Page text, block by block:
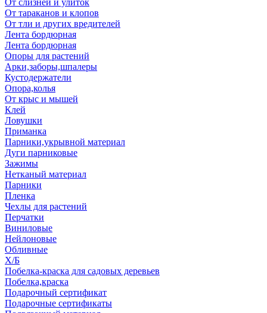
От слизней и улиток
От тараканов и клопов
От тли и других вредителей
Лента бордюрная
Лента бордюрная
Опоры для растений
Арки,заборы,шпалеры
Кустодержатели
Опора,колья
От крыс и мышей
Клей
Ловушки
Приманка
Парники,укрывной материал
Дуги парниковые
Зажимы
Нетканый материал
Парники
Пленка
Чехлы для растений
Перчатки
Виниловые
Нейлоновые
Обливные
Х/Б
Побелка-краска для садовых деревьев
Побелка,краска
Подарочный сертификат
Подарочные сертификаты